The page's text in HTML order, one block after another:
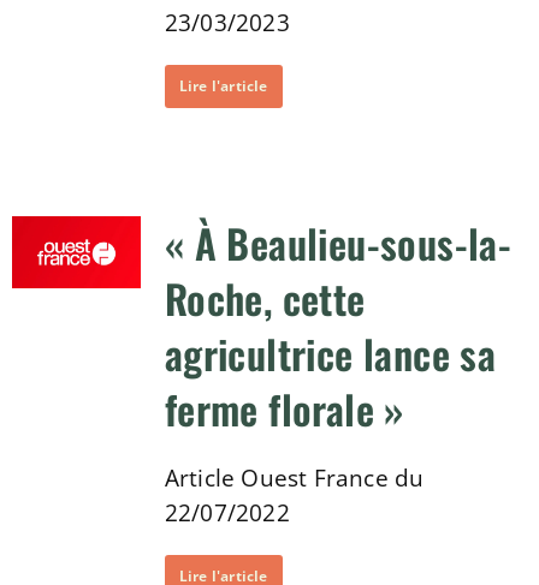
23/03/2023
Lire l'article
« À Beaulieu-sous-la-
Roche, cette
agricultrice lance sa
ferme florale »
Article Ouest France du
22/07/2022
Lire l'article